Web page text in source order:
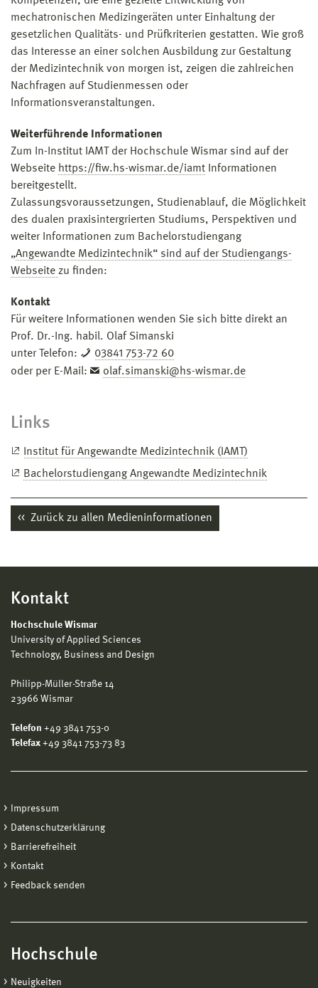
mechatronischen Medizingeräten unter Einhaltung der
gesetzlichen Qualitäts- und Prüfkriterien gestatten. Wie groß
das Interesse an einer solchen Ausbildung zur Gestaltung
der Medizintechnik von morgen ist, zeigen die zahlreichen
Nachfragen auf Studienmessen oder
Informationsveranstaltungen.
Weiterführende Informationen
Zum In-Institut IAMT der Hochschule Wismar sind auf der
Webseite https://fiw.hs-wismar.de/iamt Informationen
bereitgestellt.
Zulassungsvoraussetzungen, Studienablauf, die Möglichkeit
des dualen praxisintergrierten Studiums, Perspektiven und
weiter Informationen zum Bachelorstudiengang
„Angewandte Medizintechnik“ sind auf der Studiengangs-
Webseite zu finden:
Kontakt
Für weitere Informationen wenden Sie sich bitte direkt an
Prof. Dr.-Ing. habil. Olaf Simanski
unter Telefon:
03841 753-72 60
oder per E-Mail:
olaf.simanski@hs-wismar.de
Links
Institut für Angewandte Medizintechnik (IAMT)
Bachelorstudiengang Angewandte Medizintechnik
Zurück zu allen Medieninformationen
Kontakt
Hochschule Wismar
University of Applied Sciences
Technology, Business and Design
Philipp-Müller-Straße 14
23966 Wismar
Telefon +49 3841 753-0
Telefax +49 3841 753-73 83
Impressum
Datenschutzerklärung
Barrierefreiheit
Kontakt
Feedback senden
Hochschule
Neuigkeiten